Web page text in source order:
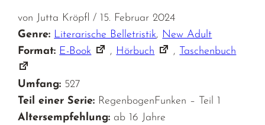
von Jutta Kröpfl / 15. Februar 2024
Genre: Literarische Belletristik, New Adult
Format: E-Book , Hörbuch , Taschenbuch
Umfang: 527
Teil einer Serie: RegenbogenFunken – Teil 1
Altersempfehlung: ab 16 Jahre